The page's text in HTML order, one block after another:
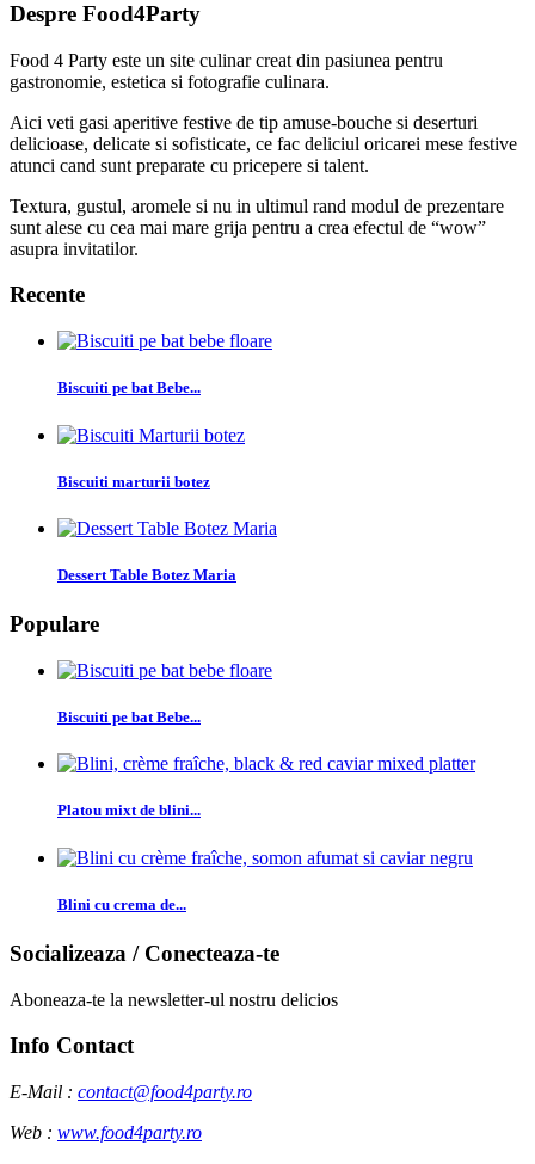
Despre Food4Party
Food 4 Party este un site culinar creat din pasiunea pentru
gastronomie, estetica si fotografie culinara.
Aici veti gasi aperitive festive de tip amuse-bouche si deserturi
delicioase, delicate si sofisticate, ce fac deliciul oricarei mese festive
atunci cand sunt preparate cu pricepere si talent.
Textura, gustul, aromele si nu in ultimul rand modul de prezentare
sunt alese cu cea mai mare grija pentru a crea efectul de “wow”
asupra invitatilor.
Recente
Biscuiti pe bat Bebe...
Biscuiti marturii botez
Dessert Table Botez Maria
Populare
Biscuiti pe bat Bebe...
Platou mixt de blini...
Blini cu crema de...
Socializeaza / Conecteaza-te
Aboneaza-te la newsletter-ul nostru delicios
Info Contact
E-Mail : contact@food4party.ro
Web : www.food4party.ro